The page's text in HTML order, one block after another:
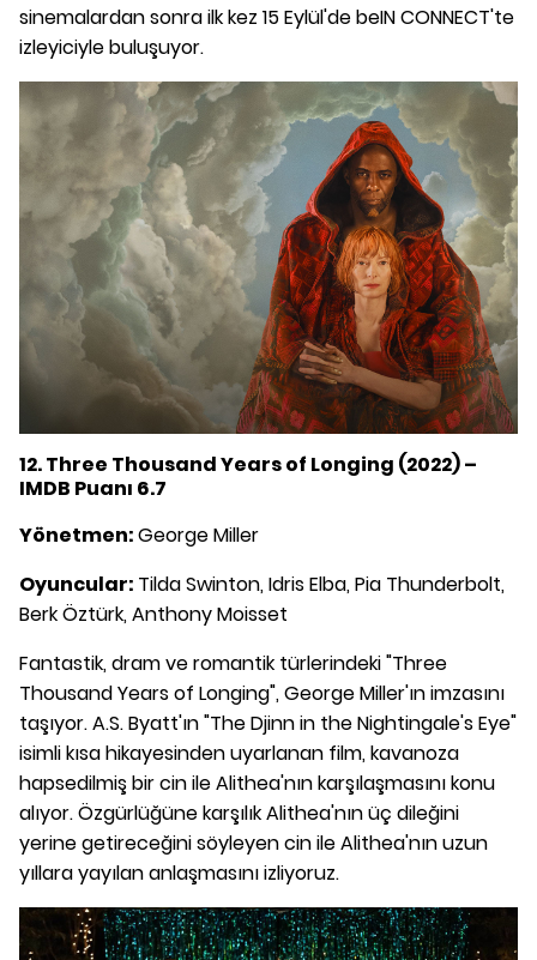
sinemalardan sonra ilk kez 15 Eylül'de beIN CONNECT'te
izleyiciyle buluşuyor.
12. Three Thousand Years of Longing (2022) –
IMDB Puanı 6.7
Yönetmen:George Miller
Oyuncular: Tilda Swinton, Idris Elba, Pia Thunderbolt,
Berk Öztürk, Anthony Moisset
Fantastik, dram ve romantik türlerindeki "Three
Thousand Years of Longing", George Miller'ın imzasını
taşıyor. A.S. Byatt'ın "The Djinn in the Nightingale's Eye"
isimli kısa hikayesinden uyarlanan film, kavanoza
hapsedilmiş bir cin ile Alithea'nın karşılaşmasını konu
alıyor. Özgürlüğüne karşılık Alithea'nın üç dileğini
yerine getireceğini söyleyen cin ile Alithea'nın uzun
yıllara yayılan anlaşmasını izliyoruz.